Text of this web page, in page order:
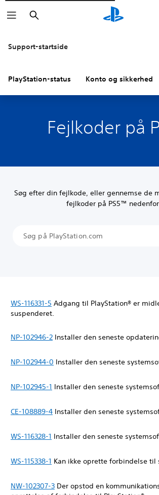
Søg
Support-startside
PlayStation-status Konto og sikkerhed
Fejlkoder på
Søg efter din fejlkode, eller gennemse de
fejlkoder på PS5™
WS-116331-5 Adgang til PlayStation® er
suspenderet.
NP-102946-2 Installer den seneste
NP-102944-0 Installer den seneste
NP-102945-1 Installer den seneste
CE-108889-4 Installer den seneste
WS-116328-1 Installer den seneste
WS-115338-1 Kan ikke oprette forbindelse til
NW-102307-3 Der opstod en